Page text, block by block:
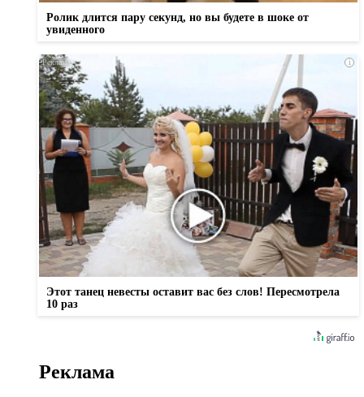
Ролик длится пару секунд, но вы будете в шоке от
увиденного
i
Этот танец невесты оставит вас без слов! Пересмотрела
10 раз
Реклама